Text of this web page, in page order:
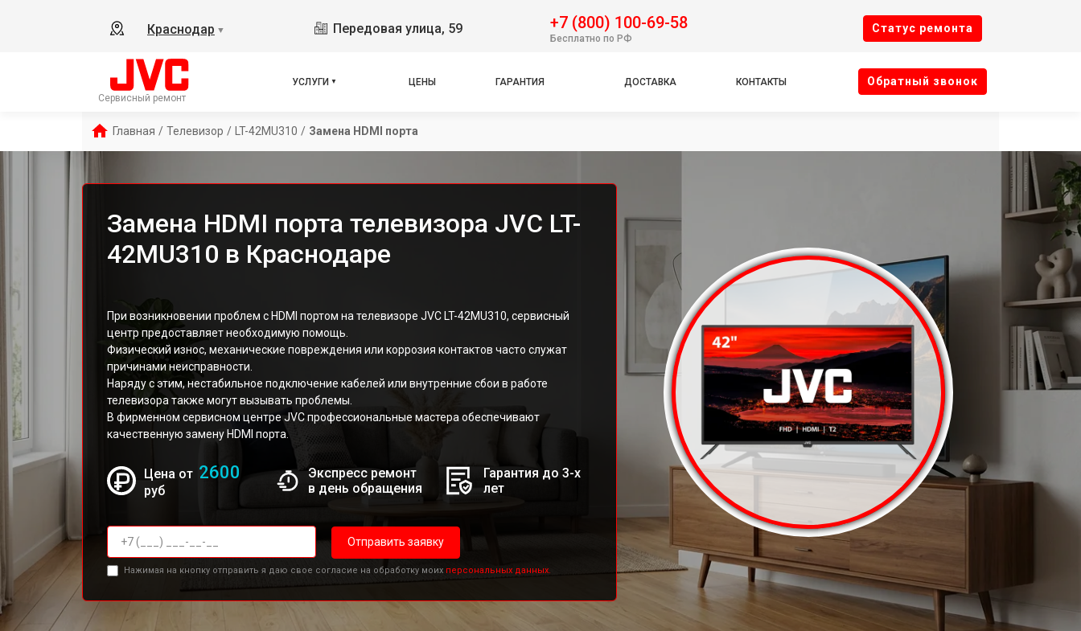
Краснодар ▼ Передовая улица, 59 +7 (800) 100-69-58
Бесплатно по РФ
Cтатус ремонта
Сервисный ремонт
УСЛУГИ ЦЕНЫ ГАРАНТИЯ ДОСТАВКА КОНТАКТЫ Oбратный звонок
Главная / Телевизор / LT-42MU310 / Замена HDMI порта
Замена HDMI порта телевизора JVC LT-
42MU310 в Краснодаре
При возникновении проблем с HDMI портом на телевизоре JVC LT-42MU310, сервисный
центр предоставляет необходимую помощь.
Физический износ, механические повреждения или коррозия контактов часто служат
причинами неисправности.
Наряду с этим, нестабильное подключение кабелей или внутренние сбои в работе
телевизора также могут вызывать проблемы.
В фирменном сервисном центре JVC профессиональные мастера обеспечивают
качественную замену HDMI порта.
Цена от 2600
руб
Экспресс ремонт
в день обращения
Гарантия до 3-х
лет
Отправить заявку
Нажимая на кнопку отправить я даю свое согласие на обработку моих персональных данных.